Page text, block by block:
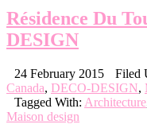
Résidence Du
DESIGN
24 February 2015 Filed
Canada, DECO-DESIGN,
Tagged With: Architecture
Maison design